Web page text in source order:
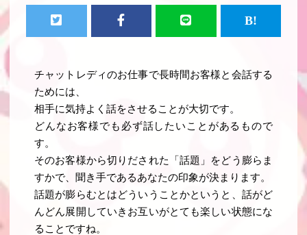
チャットレディのお仕事で長時間お客様と会話する
ためには、
相手に気持よく話をさせることが大切です。
どんなお客様でも必ず話したいことがあるもので
す。
そのお客様から切りだされた「話題」をどう膨らま
すかで、聞き手であるあなたの印象が決まります。
話題が膨らむとはどういうことかというと、話がど
んどん展開していきお互いがとても楽しい状態にな
ることですね。